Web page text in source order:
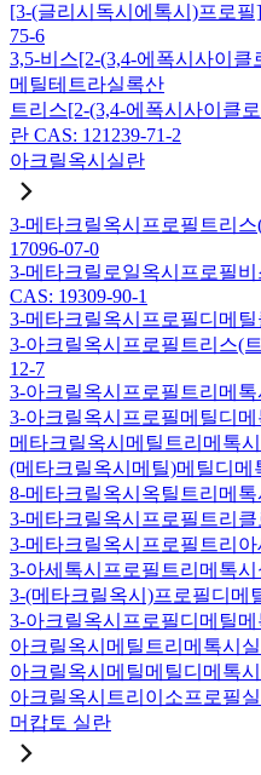
[3-(글리시독시에톡시)프로
75-6
3,5-비스[2-(3,4-에폭시사이클
메틸테트라실록산
트리스[2-(3,4-에폭시사이클
란 CAS: 121239-71-2
아크릴옥시실란
3-메타크릴옥시프로필트리
17096-07-0
3-메타크릴로일옥시프로필
CAS: 19309-90-1
3-메타크릴옥시프로필디메
3-아크릴옥시프로필트리스(
12-7
3-아크릴옥시프로필트리메톡
3-아크릴옥시프로필메틸디메
메타크릴옥시메틸트리메톡
(메타크릴옥시메틸)메틸디메
8-메타크릴옥시옥틸트리메톡
3-메타크릴옥시프로필트리클
3-메타크릴옥시프로필트리아
3-아세톡시프로필트리메톡시
3-(메타크릴옥시)프로필디메
3-아크릴옥시프로필디메틸메
아크릴옥시메틸트리메톡시실
아크릴옥시메틸메틸디메톡
아크릴옥시트리이소프로필
머캅토 실란